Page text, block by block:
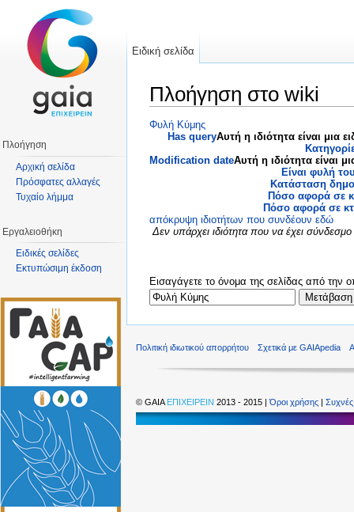
Πλοήγηση στο wiki
Φυλή Κύμης
Has queryΑυτή η ιδιότητα είναι μια
Modification dateΑυτή η ιδιότητα είναι
Είναι φυλή
Κατάσταση
Πόσο αφορά σε
Πόσο αφορά σε
απόκρυψη ιδιοτήτων που συνδέουν εδώ
Δεν υπάρχει ιδιότητα που να έχει
Εισαγάγετε το όνομα της σελίδας από την
Ειδική σελίδα
Πλοήγηση
Αρχική σελίδα
Πρόσφατες αλλαγές
Τυχαίο λήμμα
Εργαλειοθήκη
Ειδικές σελίδες
Εκτυπώσιμη έκδοση
Πολιτική ιδιωτικού απορρήτου Σχετικά με GAIApedia
© GAIA ΕΠΙΧΕΙΡΕΙΝ 2013 - 2015 |Όροι χρήσης | Συχνές